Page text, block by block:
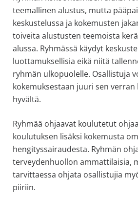
teemallinen alustus, mutta
keskustelussa ja kokemusten
toiveita alustusten teemoista
alussa. Ryhmässä käydyt
luottamuksellisia eikä niitä
ryhmän ulkopuolelle. Osallistuja
kokemuksestaan juuri sen
hyvältä.
Ryhmää ohjaavat koulutetut
koulutuksen lisäksi kokemusta
hengityssairaudesta. Ryhmän
terveydenhuollon ammattilaisia,
tarvittaessa ohjata osallistujia
piiriin.